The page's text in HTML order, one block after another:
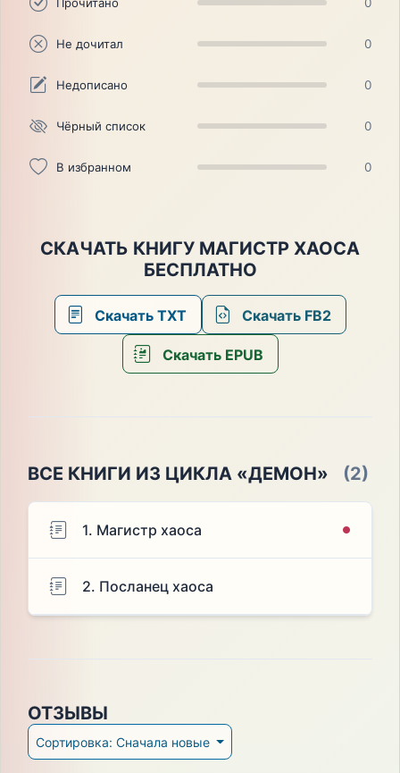
Не дочитал 0
Недописано 0
Чёрный список 0
В избранном 0
СКАЧАТЬ КНИГУ МАГИСТР ХАОСА
БЕСПЛАТНО
Скачать TXT Скачать FB2
Скачать EPUB
ВСЕ КНИГИ ИЗ ЦИКЛА «ДЕМОН» (2)
1. Магистр хаоса
2. Посланец хаоса
ОТЗЫВЫ
Сортировка: Сначала новые